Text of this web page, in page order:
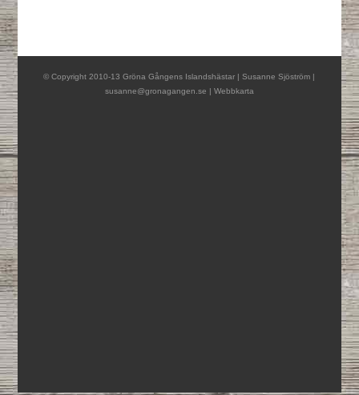
© Copyright 2010-13 Gröna Gångens Islandshästar | Susanne Sjöström |
susanne@gronagangen.se | Webbkarta